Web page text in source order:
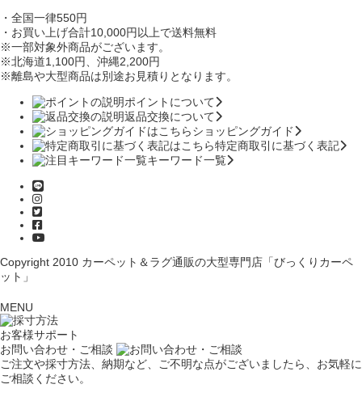
・全国一律550円
・お買い上げ合計10,000円 以上で送料無料
※一部対象外商品がございます。
※北海道1,100円、沖縄2,200円
※離島や大型商品は別途お見積りとなります。
ポイントについて
返品交換について
ショッピングガイド
特定商取引に基づく表記
キーワード一覧
Copyright 2010 カーペット＆ラグ通販の大型専門店「びっくりカーペ
ット」
MENU
お客様サポート
お問い合わせ・ご相談
ご注文や採寸方法、納期など、ご不明な点がございましたら、お気軽に
ご相談ください。